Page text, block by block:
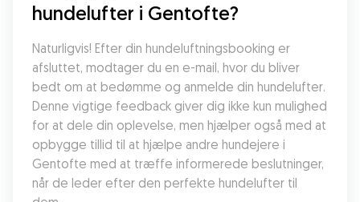
hundelufter i Gentofte?
Naturligvis! Efter din hundeluftningsbooking er
afsluttet, modtager du en e-mail, hvor du bliver
bedt om at bedømme og anmelde din hundelufter.
Denne vigtige feedback giver dig ikke kun mulighed
for at dele din oplevelse, men hjælper også med at
opbygge tillid til at hjælpe andre hundejere i
Gentofte med at træffe informerede beslutninger,
når de leder efter den perfekte hundelufter til